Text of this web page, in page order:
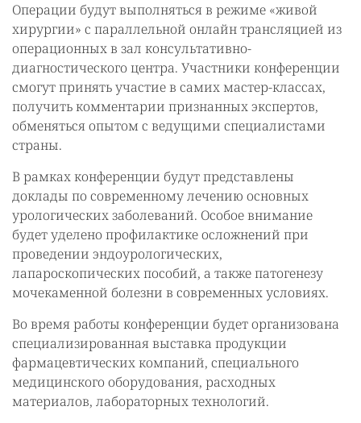
Операции будут выполняться в режиме «живой
хирургии» с параллельной онлайн трансляцией из
операционных в зал консультативно-
диагностического центра. Участники конференции
смогут принять участие в самих мастер-классах,
получить комментарии признанных экспертов,
обменяться опытом с ведущими специалистами
страны.
В рамках конференции будут представлены
доклады по современному лечению основных
урологических заболеваний. Особое внимание
будет уделено профилактике осложнений при
проведении эндоурологических,
лапароскопических пособий, а также патогенезу
мочекаменной болезни в современных условиях.
Во время работы конференции будет организована
специализированная выставка продукции
фармацевтических компаний, специального
медицинского оборудования, расходных
материалов, лабораторных технологий.